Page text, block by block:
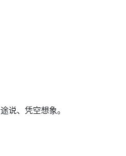
说、凭空想象。